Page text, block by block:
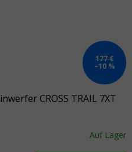
177 €
–10 %
CROSS TRAIL 7XT
Auf Lager